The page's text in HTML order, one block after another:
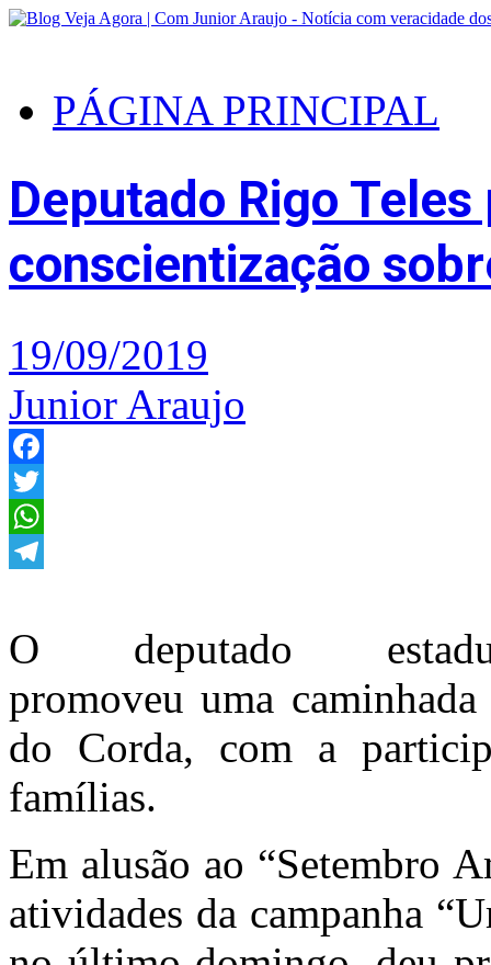
PÁGINA PRINCIPAL
Deputado Rigo
conscientização
19/09/2019
Junior Araujo
Facebook
Twitter
WhatsApp
O deputado
promoveu uma
do Corda, com a
famílias.
Em alusão ao “Setembro
atividades da campanha